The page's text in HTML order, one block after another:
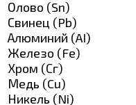
Олово (Sn)
Свинец (Pb)
Алюминий (AI)
Железо (Fe)
Хром (Сг)
Медь (Cu)
Никель (Ni)